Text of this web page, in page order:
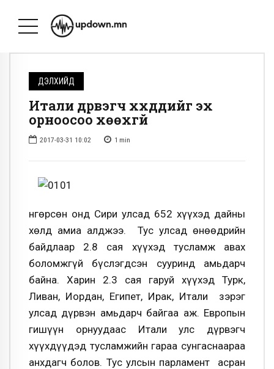
ДЭЛХИЙД
Итали дүрвэгч хүүхдүүдийг эх
орноосоо хөөхгүй
2017-03-31 10:02 1 min
Өнгөрсөн онд Сири улсад 652 хүүхэд дайны
хөлд амиа алджээ. Тус улсад өнөөдрийн
байдлаар 2.8 сая хүүхэд тусламж авах
боломжгүй бүслэгдсэн сууринд амьдарч
байна. Харин 2.3 сая гаруй хүүхэд Турк,
Ливан, Иордан, Египет, Ирак, Итали зэрэг
улсад дүрвэн амьдарч байгаа аж. Европын
гишүүн орнуудаас Итали улс дүрвэгч
хүүхдүүдэд тусламжийн гараа сунгаснаараа
анхдагч болов. Тус улсын парламент асран